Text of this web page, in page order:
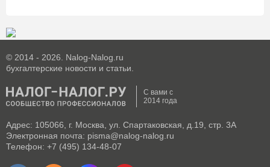
© 2014 - 2026. Nalog-Nalog.ru
бухгалтерские новости и статьи.
С вами с
2014 года
Адрес: 105066, г. Москва, ул. Спартаковская, д.19, стр. 3А
Электронная почта: pisma@nalog-nalog.ru
Телефон: +7 (495) 134-48-07